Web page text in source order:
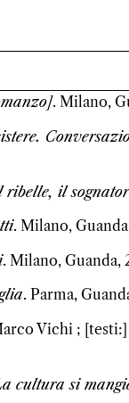
. Milano,
ribelle, il
. Milano,
. Milano, Guanda,
. Parma,
Vichi ;
cultura si